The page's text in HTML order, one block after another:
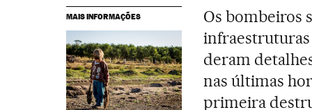
MAIS INFORMAÇÕES
Os bombeiros
deram
nas últimas
primeira